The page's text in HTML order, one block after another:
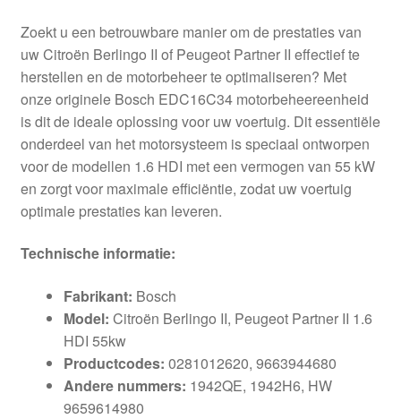
Zoekt u een betrouwbare manier om de prestaties van
uw Citroën Berlingo II of Peugeot Partner II effectief te
herstellen en de motorbeheer te optimaliseren? Met
onze originele Bosch EDC16C34 motorbeheereenheid
is dit de ideale oplossing voor uw voertuig. Dit essentiële
onderdeel van het motorsysteem is speciaal ontworpen
voor de modellen 1.6 HDI met een vermogen van 55 kW
en zorgt voor maximale efficiëntie, zodat uw voertuig
optimale prestaties kan leveren.
Technische informatie:
Fabrikant: Bosch
Model: Citroën Berlingo II, Peugeot Partner II 1.6
HDI 55kw
Productcodes: 0281012620, 9663944680
Andere nummers: 1942QE, 1942H6, HW
9659614980